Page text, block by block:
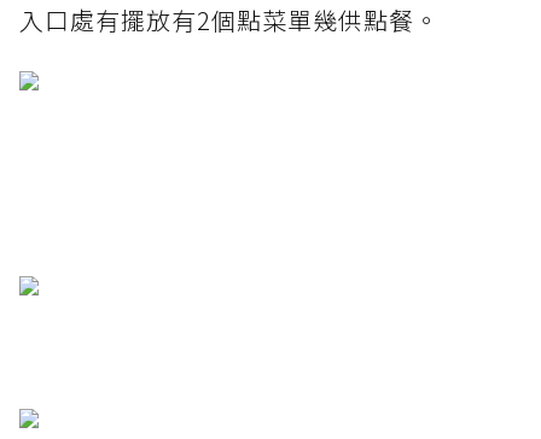
入口處有擺放有2個點菜單幾供點餐。